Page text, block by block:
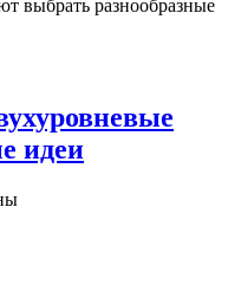
выбрать разнообразные
идеи